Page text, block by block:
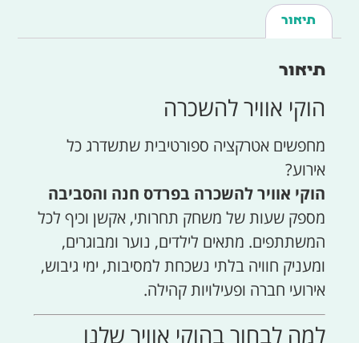
תיאור
תיאור
הוקי אוויר להשכרה
מחפשים אטרקציה ספורטיבית שתשדרג כל
אירוע?
הוקי אוויר להשכרה בפרדס חנה והסביבה
מספק שעות של משחק תחרותי, אקשן וכיף לכל
המשתתפים. מתאים לילדים, נוער ומבוגרים,
ומעניק חוויה בלתי נשכחת למסיבות, ימי גיבוש,
אירועי חברה ופעילויות קהילה.
למה לבחור בהוקי אוויר שלנו